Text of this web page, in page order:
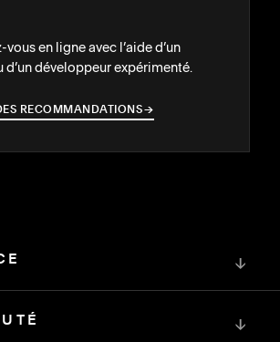
en ligne avec l’aide d’un
d’un développeur expérimenté.
RECOMMANDATIONS→
→
↓
↓